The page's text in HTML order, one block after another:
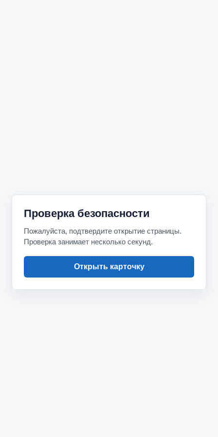
Проверка безопасности
Пожалуйста, подтвердите открытие страницы.
Проверка занимает несколько секунд.
Открыть карточку